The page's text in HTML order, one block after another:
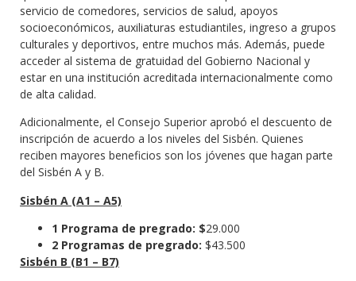
servicio de comedores, servicios de salud, apoyos
socioeconómicos, auxiliaturas estudiantiles, ingreso a grupos
culturales y deportivos, entre muchos más. Además, puede
acceder al sistema de gratuidad del Gobierno Nacional y
estar en una institución acreditada internacionalmente como
de alta calidad.
Adicionalmente, el Consejo Superior aprobó el descuento de
inscripción de acuerdo a los niveles del Sisbén. Quienes
reciben mayores beneficios son los jóvenes que hagan parte
del Sisbén A y B.
Sisbén A (A1 – A5)
1 Programa de pregrado: $29.000
2 Programas de pregrado: $43.500
Sisbén B (B1 – B7)